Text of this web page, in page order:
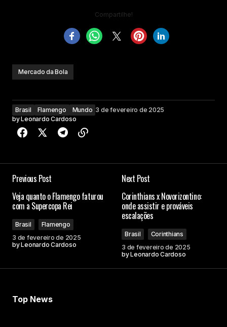
Compartilhe!
Mercado da Bola
Brasil Flamengo Mundo 3 de fevereiro de 2025
byLeonardo Cardoso
Previous Post
Veja quanto o Flamengo faturou
com a Supercopa Rei
Brasil
Flamengo
3 de fevereiro de 2025
byLeonardo Cardoso
Next Post
Corinthians x Novorizontino:
onde assistir e prováveis
escalações
Brasil
Corinthians
3 de fevereiro de 2025
byLeonardo Cardoso
Top News